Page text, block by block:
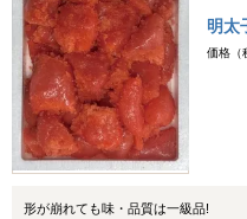
明太
価格（
形が崩れても味・品質は一級品!